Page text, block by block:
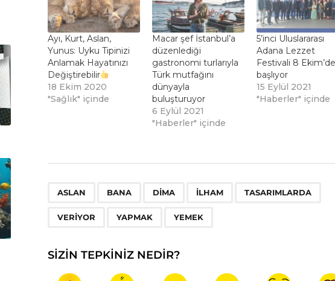
Ayı, Kurt, Aslan,
Yunus: Uyku Tipinizi
Anlamak Hayatınızı
Değiştirebilir
18 Ekim 2020
"Sağlık" içinde
Macar şef İstanbul’a
düzenlediği
gastronomi turlarıyla
Türk mutfağını
dünyayla
buluşturuyor
6 Eylül 2021
"Haberler" içinde
5’inci Uluslararası
Adana Lezzet
Festivali 8 Ekim’de
başlıyor
15 Eylül 2021
"Haberler" içinde
ASLAN BANA DIMA ILHAM TASARIMLARDA
VERIYOR YAPMAK YEMEK
SIZIN TEPKINIZ NEDIR?